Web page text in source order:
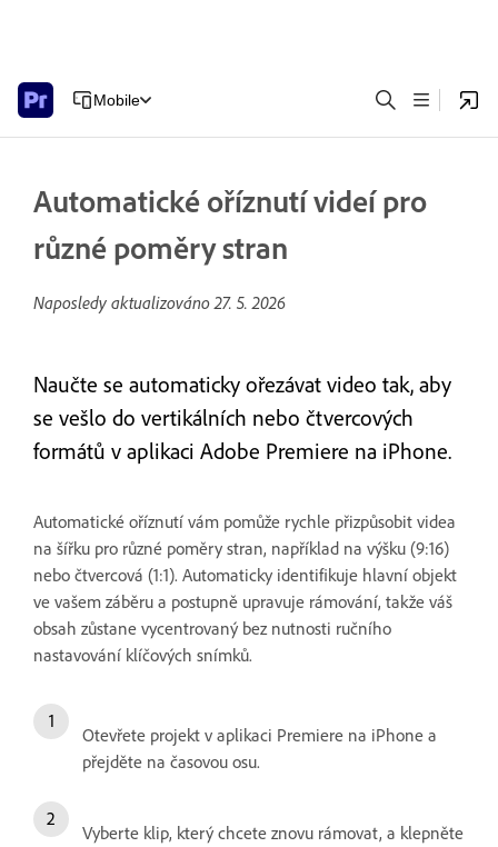
Mobile
Automatické oříznutí videí pro
různé poměry stran
Naposledy aktualizováno27. 5. 2026
Naučte se automaticky ořezávat video tak, aby
se vešlo do vertikálních nebo čtvercových
formátů v aplikaci Adobe Premiere na iPhone.
Automatické oříznutí vám pomůže rychle přizpůsobit videa
na šířku pro různé poměry stran, například na výšku (9:16)
nebo čtvercová (1:1). Automaticky identifikuje hlavní objekt
ve vašem záběru a postupně upravuje rámování, takže váš
obsah zůstane vycentrovaný bez nutnosti ručního
nastavování klíčových snímků.
Otevřete projekt v aplikaci Premiere na iPhone a
přejděte na časovou osu.
Vyberte klip, který chcete znovu rámovat, a klepněte